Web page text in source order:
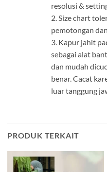
resolusi &
2. Size chart
pemotongan
3. Kapur jahit
sebagai alat
dan mudah
benar. Cacat
luar tanggung
PRODUK TERKAIT